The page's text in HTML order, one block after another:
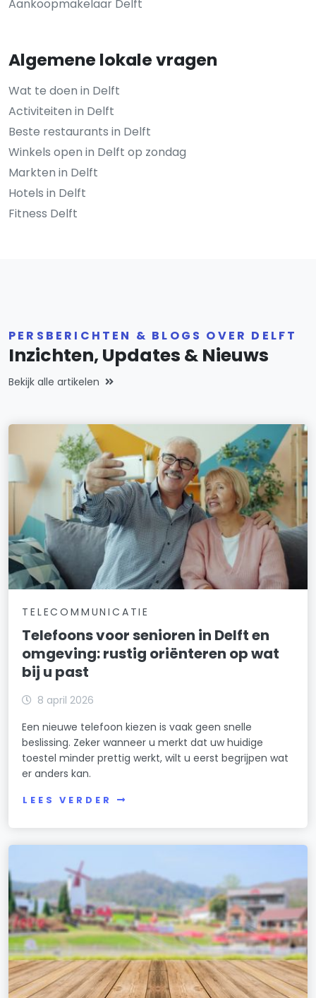
Aankoopmakelaar Delft
Algemene lokale vragen
Wat te doen in Delft
Activiteiten in Delft
Beste restaurants in Delft
Winkels open in Delft op zondag
Markten in Delft
Hotels in Delft
Fitness Delft
PERSBERICHTEN & BLOGS OVER DELFT
Inzichten, Updates & Nieuws
Bekijk alle artikelen
TELECOMMUNICATIE
Telefoons voor senioren in Delft en
omgeving: rustig oriënteren op wat
bij u past
8 april 2026
Een nieuwe telefoon kiezen is vaak geen snelle
beslissing. Zeker wanneer u merkt dat uw huidige
toestel minder prettig werkt, wilt u eerst begrijpen wat
er anders kan.
LEES VERDER